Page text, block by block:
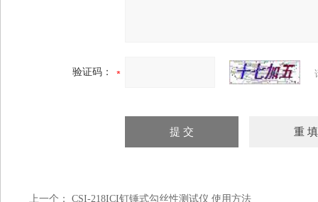
验证码：
上一个： CSI-218ICI钉锤式勾丝性测试仪 使用方法